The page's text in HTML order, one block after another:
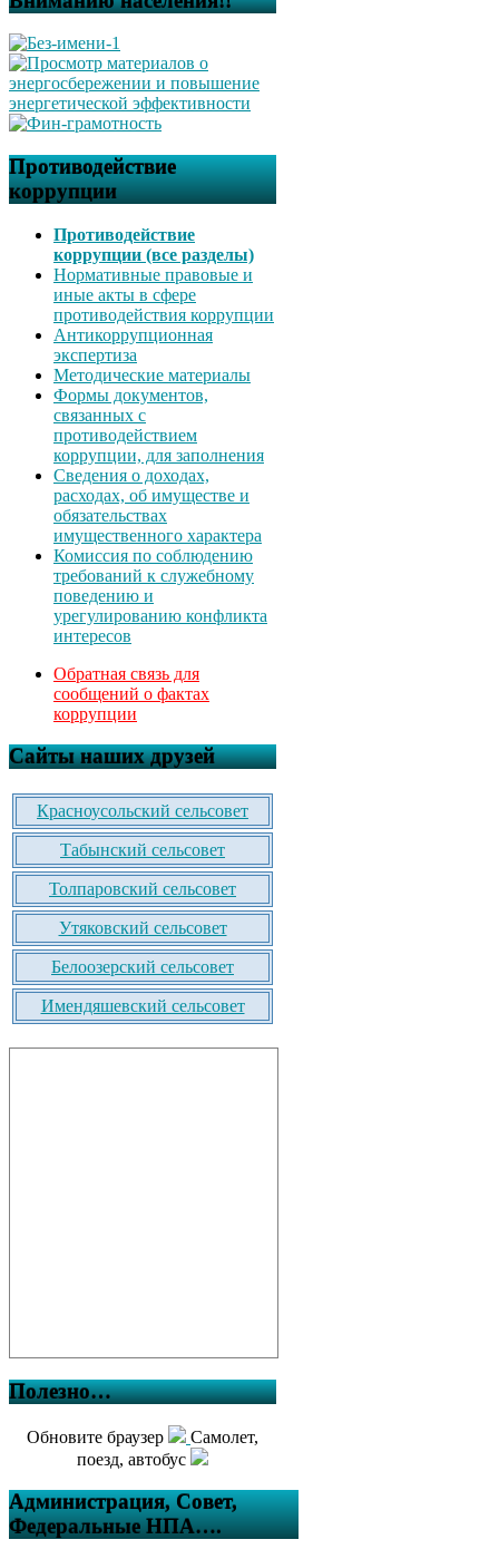
Противодействие
коррупции
Противодействие
коррупции (все разделы)
Нормативные правовые и
иные акты в сфере
противодействия коррупции
Антикоррупционная
экспертиза
Методические материалы
Формы документов,
связанных с
противодействием
коррупции, для заполнения
Сведения о доходах,
расходах, об имуществе и
обязательствах
имущественного характера
Комиссия по соблюдению
требований к служебному
поведению и
урегулированию конфликта
интересов
Обратная связь для
сообщений о фактах
коррупции
Сайты наших друзей
Красноусольский сельсовет
Табынский сельсовет
Толпаровский сельсовет
Утяковский сельсовет
Белоозерский сельсовет
Имендяшевский сельсовет
Полезно…
Обновите браузер
Самолет,
поезд, автобус
Администрация, Совет,
Федеральные НПА….